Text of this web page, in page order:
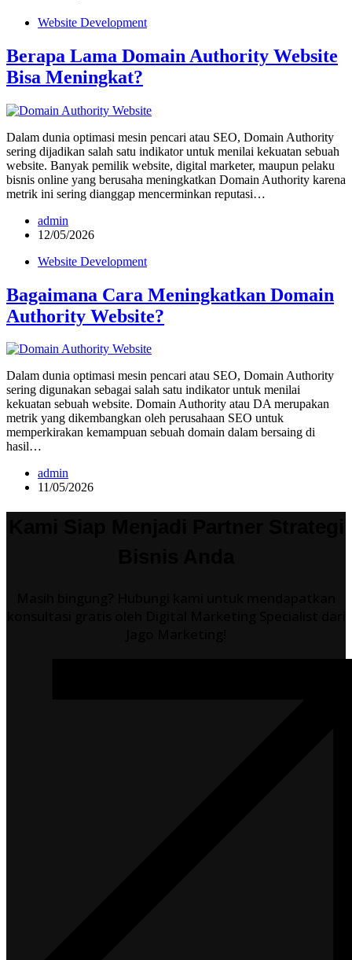
Website Development
Berapa Lama Domain Authority Website
Bisa Meningkat?
Dalam dunia optimasi mesin pencari atau SEO, Domain Authority
sering dijadikan salah satu indikator untuk menilai kekuatan sebuah
website. Banyak pemilik website, digital marketer, maupun pelaku
bisnis online yang berusaha meningkatkan Domain Authority karena
metrik ini sering dianggap mencerminkan reputasi…
admin
12/05/2026
Website Development
Bagaimana Cara Meningkatkan Domain
Authority Website?
Dalam dunia optimasi mesin pencari atau SEO, Domain Authority
sering digunakan sebagai salah satu indikator untuk menilai
kekuatan sebuah website. Domain Authority atau DA merupakan
metrik yang dikembangkan oleh perusahaan SEO untuk
memperkirakan kemampuan sebuah domain dalam bersaing di
hasil…
admin
11/05/2026